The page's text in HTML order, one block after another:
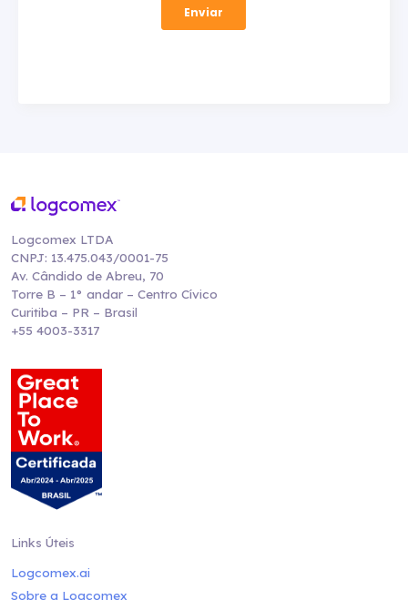
Logcomex LTDA
CNPJ: 13.475.043/0001-75
Av. Cândido de Abreu, 70
Torre B – 1° andar – Centro Cívico
Curitiba – PR – Brasil
+55 4003-3317
Links Úteis
Logcomex.ai
Sobre a Logcomex